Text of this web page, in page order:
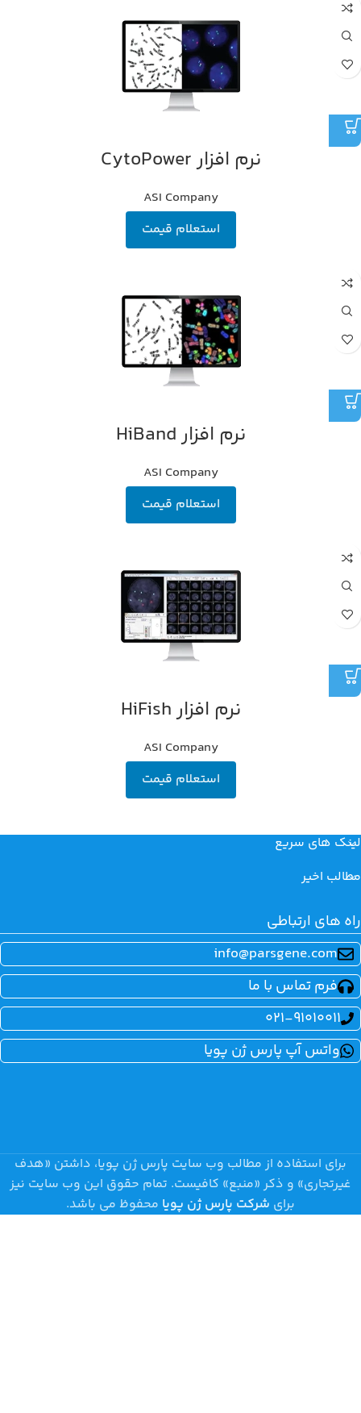
نرم افزار CytoPower
ASI Company
استعلام قیمت
نرم افزار HiBand
ASI Company
استعلام قیمت
نرم افزار HiFish
ASI Company
استعلام قیمت
لینک های سریع
مطالب اخیر
راه های ارتباطی
info@parsgene.com
فرم تماس با ما
021-91010011
واتس آپ پارس ژن پویا
برای استفاده از مطالب وب سایت پارس ژن پویا، داشتن «هدف
غیرتجاری» و ذکر «منبع» کافیست. تمام حقوق اين وب سايت نیز
برای شرکت پارس ژن پویا محفوظ می باشد.